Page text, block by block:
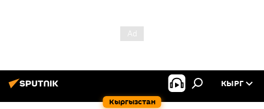
Кыргызстан
КЫРГ